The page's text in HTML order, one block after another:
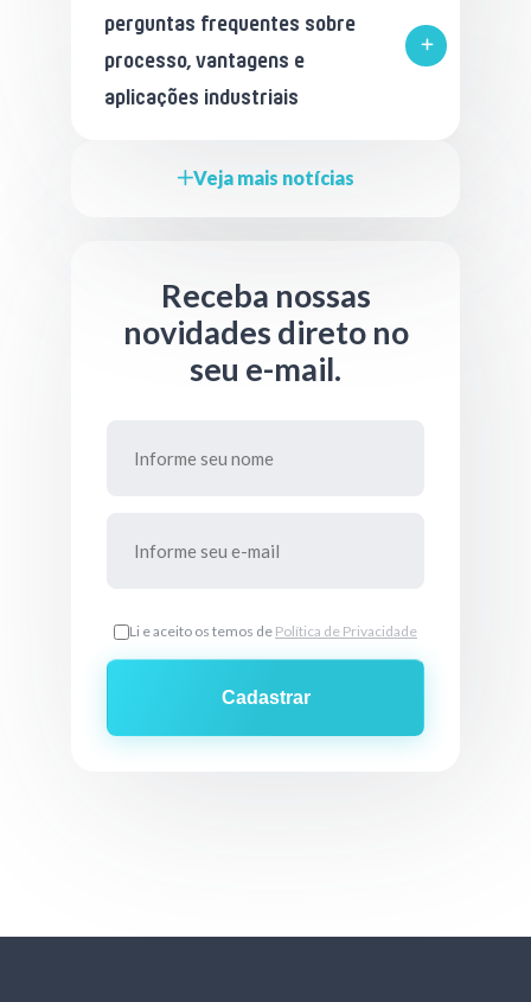
perguntas frequentes sobre
processo, vantagens e
aplicações industriais
Receba nossas
novidades direto no
seu e-mail.
Li e aceito os temos de Política de Privacidade
Cadastrar
Veja mais notícias